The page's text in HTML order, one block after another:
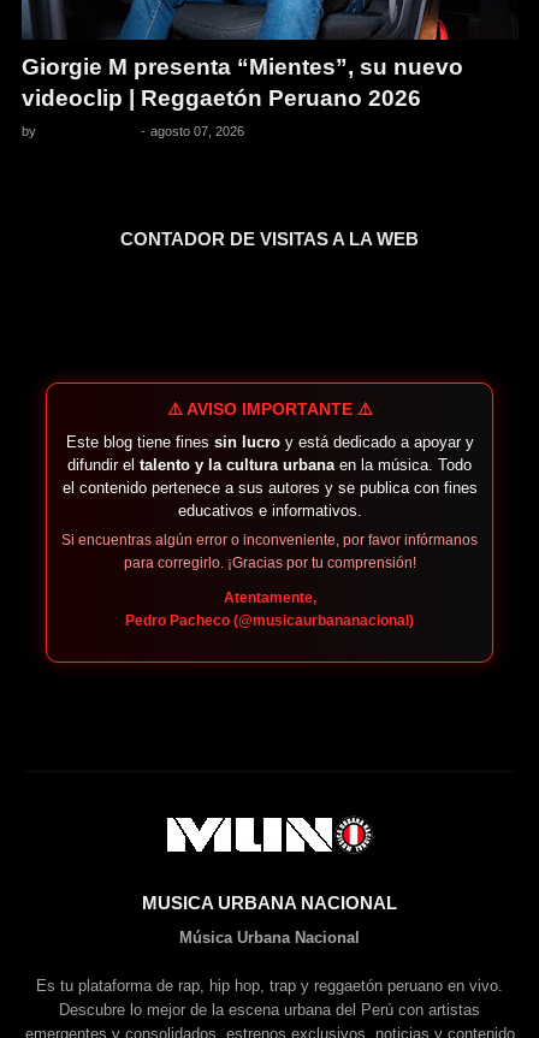
Giorgie M presenta “Mientes”, su nuevo
videoclip | Reggaetón Peruano 2026
by - agosto 07, 2026
CONTADOR DE VISITAS A LA WEB
⚠️ AVISO IMPORTANTE ⚠️
Este blog tiene fines sin lucroy está dedicado a apoyar y
difundir el talento y la cultura urbana en la música. Todo
el contenido pertenece a sus autores y se publica con fines
educativos e informativos.
Si encuentras algún error o inconveniente, por favor infórmanos
para corregirlo. ¡Gracias por tu comprensión!
Atentamente,
Pedro Pacheco (@musicaurbananacional)
MUSICA URBANA NACIONAL
Música Urbana Nacional
Es tu plataforma de rap, hip hop, trap y reggaetón peruano en vivo.
Descubre lo mejor de la escena urbana del Perú con artistas
emergentes y consolidados, estrenos exclusivos, noticias y contenido